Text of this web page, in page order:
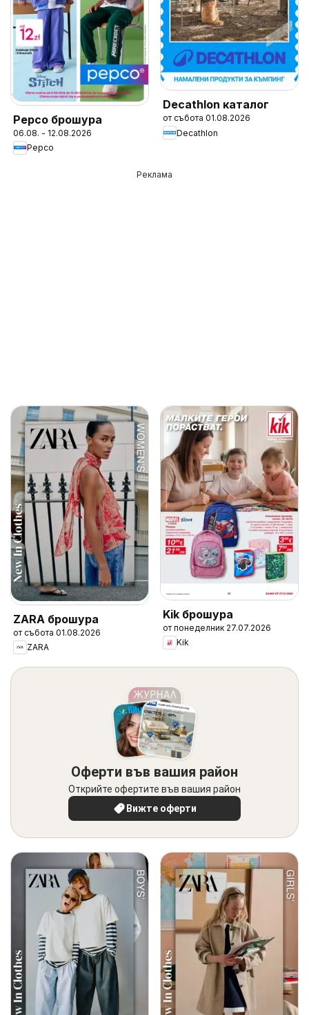
Pepco брошура
06.08. - 12.08.2026
Pepco
Decathlon каталог
от събота 01.08.2026
Decathlon
Реклама
ZARA брошура
от събота 01.08.2026
ZARA
Kik брошура
от понеделник 27.07.2026
Kik
Оферти във вашия район
Открийте офертите във вашия район
Вижте оферти